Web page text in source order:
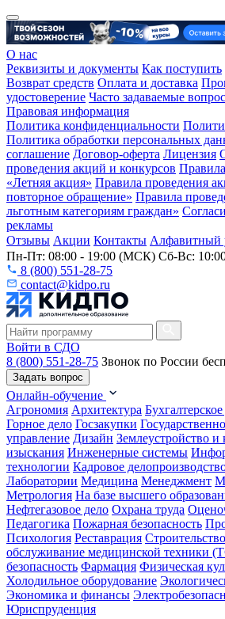
О нас
Реквизиты и документы Как поступить
Возврат средств Оплата и доставка
удостоверение Часто задаваемые
Правовая информация
Политика конфиденциальности
Политика обработки персональных
соглашение Договор-оферта Лицензия
проведения акций и конкурсов
«Летняя акция» Правила проведения
повторное обращение» Правила
льготным категориям граждан»
рекламы
Отзывы Акции Контакты Алфавитный
Пн-Пт: 08:00 - 19:00 (МСК) Сб-Вс:
8 (800) 551-28-75
contact@kidpo.ru
Войти в СДО
8 (800) 551-28-75 Звонок по России
Задать вопрос
Онлайн-обучение
Агрономия Архитектура
Горное дело Госзакупки
управление Дизайн Землеустройство и
изыскания Инженерные системы
технологии Кадровое
Лаборатории Медицина Менеджмент
Метрология На базе высшего
Нефтегазовое дело Охрана труда
Педагогика Пожарная безопасность
Психология Реставрация Строительство
обслуживание медицинской техники
безопасность Фармация Физическая
Холодильное оборудование
Экономика и финансы
Юриспруденция